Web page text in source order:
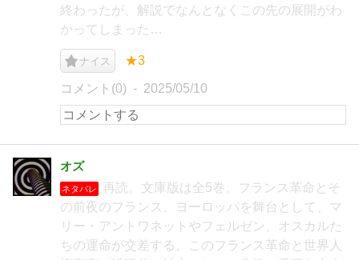
終わったが、解説でなんとなくこの先の展開がわ
かってしまった…
ナイス ★3
コメント(0) 2025/05/10
オズ
ネタバレ
再読。文庫版は全5巻。フランス革命とそ
の前夜のフランス、ヨーロッパを舞台として、マ
リー・アントワネットやフェルゼン、オスカルた
ちの運命が交差する。このフランス革命と世界人